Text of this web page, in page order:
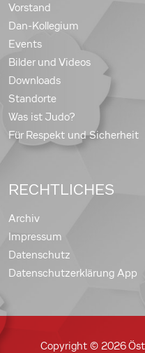
Vorstand
Dan-Kollegium
Events
Bilder und Videos
Downloads
Standorte
Was ist Judo?
Für Respekt und Sicherheit
RECHTLICHES
Archiv
Impressum
Datenschutz
Datenschutzerklärung App
Copyright © 2026